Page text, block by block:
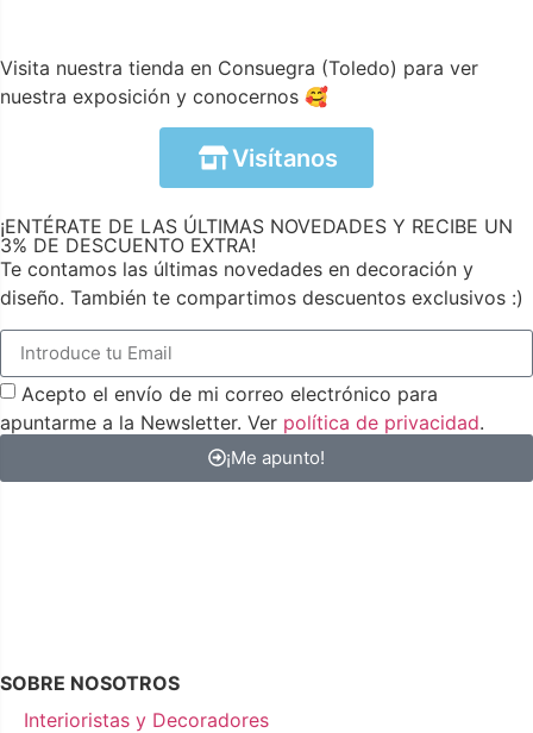
Visita nuestra tienda en Consuegra (Toledo) para ver
nuestra exposición y conocernos 🥰
Visítanos
¡ENTÉRATE DE LAS ÚLTIMAS NOVEDADES Y RECIBE UN
3% DE DESCUENTO EXTRA!
Te contamos las últimas novedades en decoración y
diseño. También te compartimos descuentos exclusivos :)
Acepto el envío de mi correo electrónico para
apuntarme a la Newsletter. Ver política de privacidad.
¡Me apunto!
SOBRE NOSOTROS
Interioristas y Decoradores